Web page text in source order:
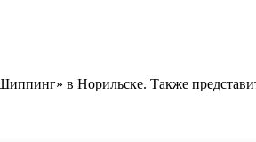
в Норильске. Также